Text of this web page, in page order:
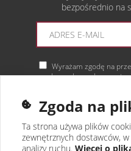
bezpośrednio na
Wyrażam zgodę na
osobowych w celu
Zgoda na
Ta strona używa plików
zewnętrznych dostawców,
analizy ruchu. Więcej o